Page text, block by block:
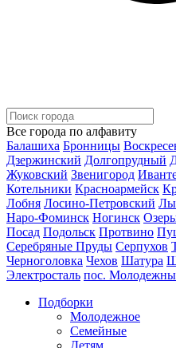
Все города по алфавиту
Балашиха Бронницы
Дзержинский Долгопрудный
Жуковский Звенигород
Котельники Красноармейск
Лобня Лосино-Петровский
Наро-Фоминск Ногинск
Посад Подольск Протвино
Серебряные Пруды Серпухов
Черноголовка Чехов Шатура
Электросталь пос.
Подборки
Молодежное
Семейные
Детям